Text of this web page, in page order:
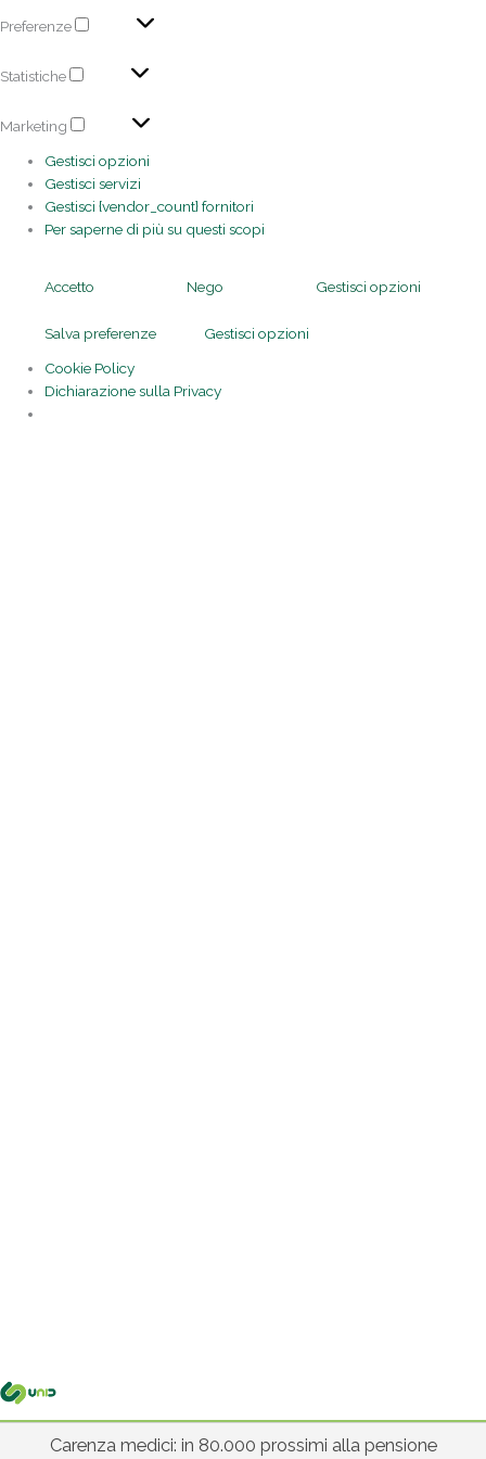
Preferenze
Statistiche
Marketing
Gestisci opzioni
Gestisci servizi
Gestisci {vendor_count} fornitori
Per saperne di più su questi scopi
Accetto Nego Gestisci opzioni
Salva preferenze
Gestisci opzioni
Cookie Policy
Dichiarazione sulla Privacy
Carenza medici: in 80.000 prossimi alla pensione